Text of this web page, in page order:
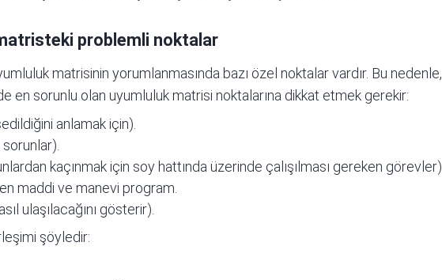
problemli noktalar
matrisinin yorumlanmasında bazı özel noktalar vardır. Bu nedenle,
en sorunlu olan uyumluluk matrisi noktalarına dikkat etmek gerekir:
anlamak için).
kaçınmak için soy hattında üzerinde çalışılması gereken görevler).
maddi ve manevi program.
ulaşılacağını gösterir).
şöyledir: